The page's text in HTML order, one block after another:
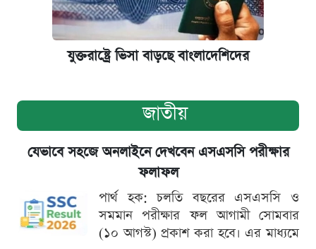
যুক্তরাষ্ট্রে ভিসা বাড়ছে বাংলাদেশিদের
জাতীয়
যেভাবে সহজে অনলাইনে দেখবেন এসএসসি পরীক্ষার
ফলাফল
পার্থ হক: চলতি বছরের এসএসসি ও
সমমান পরীক্ষার ফল আগামী সোমবার
(১০ আগস্ট) প্রকাশ করা হবে। এর মাধ্যমে